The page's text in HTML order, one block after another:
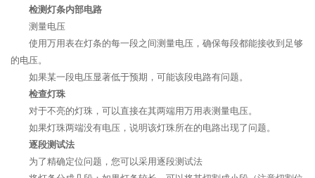
检测灯条内部电路
测量电压
使用万用表在灯条的每一段之间测量电压，确保每段都能接收到足够
的电压。
如果某一段电压显著低于预期，可能该段电路有问题。
检查灯珠
对于不亮的灯珠，可以直接在其两端用万用表测量电压。
如果灯珠两端没有电压，说明该灯珠所在的电路出现了问题。
逐段测试法
为了精确定位问题，您可以采用逐段测试法